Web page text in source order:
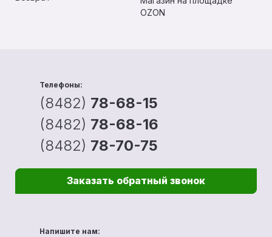
OZON
Телефоны:
(8482) 78-68-15
(8482) 78-68-16
(8482) 78-70-75
Заказать обратный звонок
Напишите нам: